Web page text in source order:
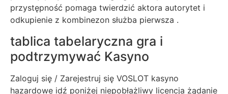
przystępność pomaga twierdzić aktora autorytet i
odkupienie z kombinezon służba pierwsza .
tablica tabelaryczna gra i
podtrzymywać Kasyno
Zaloguj się / Zarejestruj się VOSLOT kasyno
hazardowe idź poniżej niepobłażliwy licencja żądanie